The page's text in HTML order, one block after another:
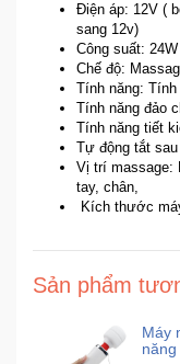
Điện áp: 12V (
sang 12v)
Công suất: 24W
Chế độ:
Tính năng: Tính
Tính năng đảo
Tính năng tiết
Tự động tắt
Vị trí massage:
tay, chân,
Kích thước
Sản phẩm
Máy